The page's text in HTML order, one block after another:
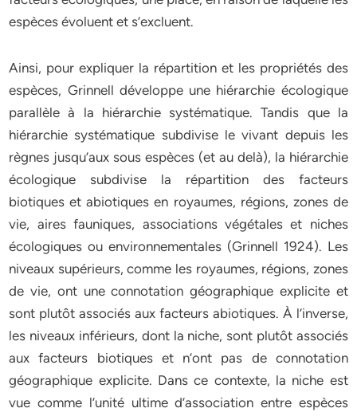
espèces évoluent et s’excluent.
Ainsi, pour expliquer la répartition et les propriétés des
espèces, Grinnell développe une hiérarchie écologique
parallèle à la hiérarchie systématique. Tandis que la
hiérarchie systématique subdivise le vivant depuis les
règnes jusqu’aux sous espèces (et au delà), la hiérarchie
écologique subdivise la répartition des facteurs
biotiques et abiotiques en royaumes, régions, zones de
vie, aires fauniques, associations végétales et niches
écologiques ou environnementales (Grinnell 1924). Les
niveaux supérieurs, comme les royaumes, régions, zones
de vie, ont une connotation géographique explicite et
sont plutôt associés aux facteurs abiotiques. À l’inverse,
les niveaux inférieurs, dont la niche, sont plutôt associés
aux facteurs biotiques et n’ont pas de connotation
géographique explicite. Dans ce contexte, la niche est
vue comme l’unité ultime d’association entre espèces